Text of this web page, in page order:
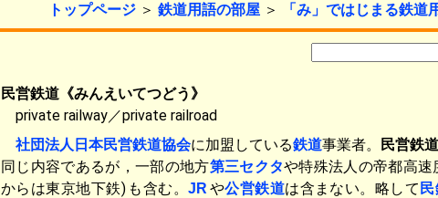
トップページ ＞ 鉄道用語の部屋 ＞ 「み」ではじまる鉄道
民営鉄道《みんえいてつどう》
private railway／private railroad
社団法人日本民営鉄道協会に加盟している鉄道事業者。 民営鉄道
同じ内容であるが，一部の地方第三セクタや特殊法人の帝都高速
からは東京地下鉄) も含む。JR や公営鉄道は含まない。略して